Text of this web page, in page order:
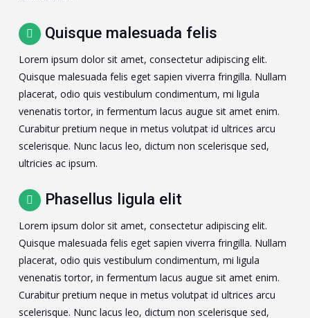
Quisque malesuada felis
Lorem ipsum dolor sit amet, consectetur adipiscing elit.
Quisque malesuada felis eget sapien viverra fringilla. Nullam
placerat, odio quis vestibulum condimentum, mi ligula
venenatis tortor, in fermentum lacus augue sit amet enim.
Curabitur pretium neque in metus volutpat id ultrices arcu
scelerisque. Nunc lacus leo, dictum non scelerisque sed,
ultricies ac ipsum.
Phasellus ligula elit
Lorem ipsum dolor sit amet, consectetur adipiscing elit.
Quisque malesuada felis eget sapien viverra fringilla. Nullam
placerat, odio quis vestibulum condimentum, mi ligula
venenatis tortor, in fermentum lacus augue sit amet enim.
Curabitur pretium neque in metus volutpat id ultrices arcu
scelerisque. Nunc lacus leo, dictum non scelerisque sed,